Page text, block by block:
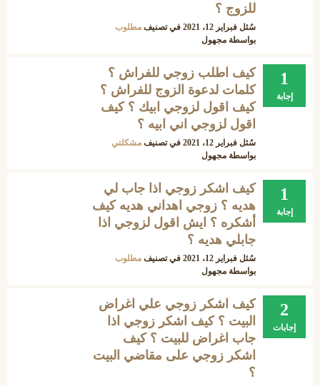
للزوج ؟
سُئل فبراير 12، 2021 في تصنيف مطلوب
بواسطة مجهول
1
إجابة
كيف اطلب زوجي للفراش ؟
كلمات لدعوة الزوج للفراش ؟
كيف اقول لزوجي ابيك ؟ كيف
اقول لزوجي اني ابيه ؟
سُئل فبراير 12، 2021 في تصنيف مشكلتي
بواسطة مجهول
1
إجابة
كيف اشكر زوجي اذا جاب لي
هديه ؟ زوجي اهداني هديه كيف
أشكره ؟ ايش اقول لزوجي اذا
جابلي هديه ؟
سُئل فبراير 12، 2021 في تصنيف مطلوب
بواسطة مجهول
2
إجابات
كيف اشكر زوجي علي اغراض
البيت ؟ كيف اشكر زوجي اذا
جاب اغراض للبيت ؟ كيف
اشكر زوجي على مقاضي البيت
؟